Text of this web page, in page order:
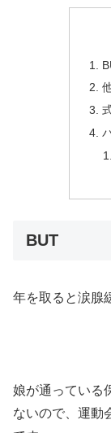
BUT
年を取ると涙腺
娘が通っている
ないので、運動